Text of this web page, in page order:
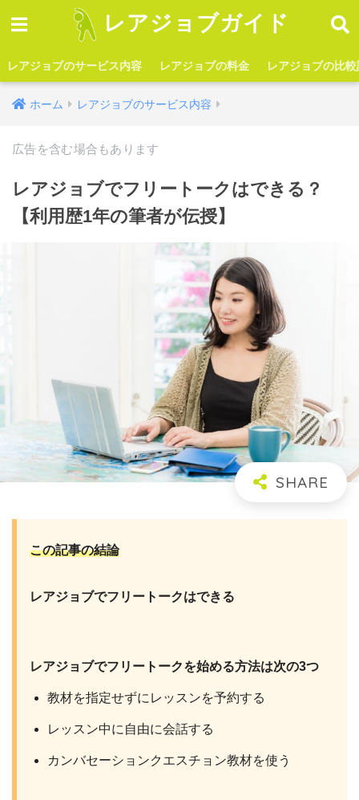
レアジョブガイド
レアジョブのサービス内容 レアジョブの料金 レアジョブの比
ホーム レアジョブのサービス内容
広告を含む場合もあります
レアジョブでフリートークはできる？
【利用歴1年の筆者が伝授】
この記事の結論
レアジョブでフリートークはできる
レアジョブでフリートークを始める方法は次の3つ
教材を指定せずにレッスンを予約する
レッスン中に自由に会話する
カンバセーションクエスチョン教材を使う